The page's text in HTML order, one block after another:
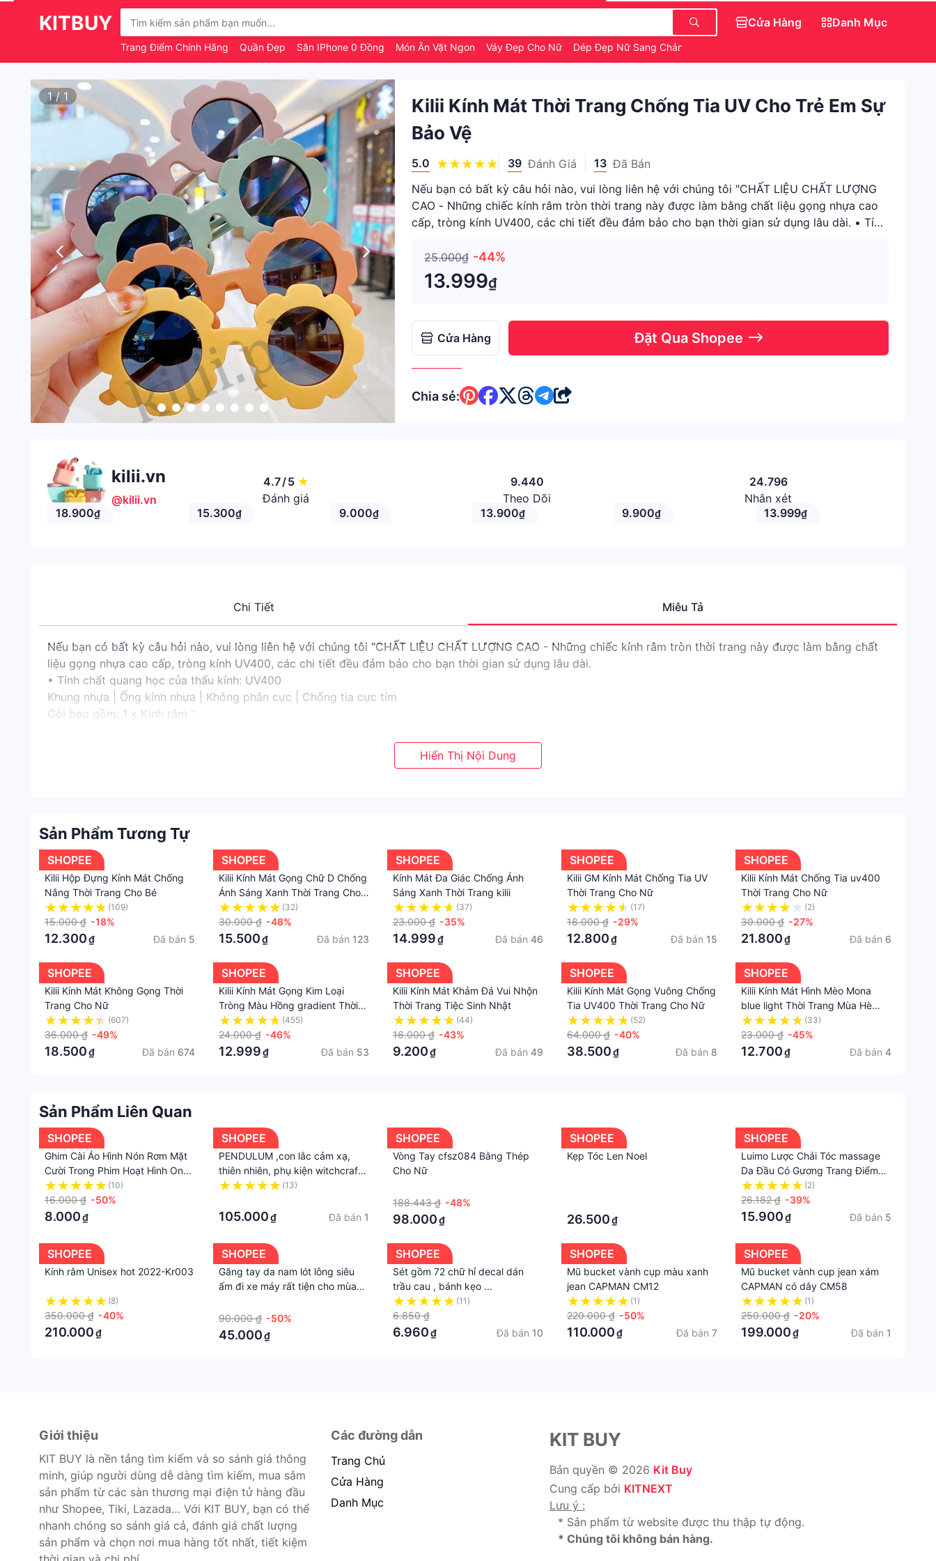
KITBUY
Trang Điểm Chính Hãng Quần Đẹp Săn IPhone 0 Đồng Món Ăn Vặt Ngon Váy Đẹp Cho Nữ Dép Đẹp Nữ Sang Chảnh
Cửa Hàng Danh Mục
1 / 1
Kilii Kính Mát Thời Trang Chống Tia UV Cho Trẻ Em Sự
Bảo Vệ
5.0 39 Đánh Giá 13 Đã Bán
Nếu bạn có bất kỳ câu hỏi nào, vui lòng liên hệ với chúng tôi "CHẤT LIỆU CHẤT LƯỢNG
CAO - Những chiếc kính râm tròn thời trang này được làm bằng chất liệu gọng nhựa cao
cấp, tròng kính UV400, các chi tiết đều đảm bảo cho bạn thời gian sử dụng lâu dài. • Tính
25.000₫ -44%
13.999₫
Cửa Hàng Đặt Qua Shopee
Chia sẻ:
kilii.vn
@kilii.vn
4.7/5 ★
Đánh giá
9.440
Theo Dõi
24.796
Nhận xét
18.900₫ 15.300₫ 9.000₫ 13.900₫ 9.900₫ 13.999₫
Chi Tiết Miêu Tả
Nếu bạn có bất kỳ câu hỏi nào, vui lòng liên hệ với chúng tôi "CHẤT LIỆU CHẤT LƯỢNG CAO - Những chiếc kính râm tròn thời trang này được làm bằng chất
liệu gọng nhựa cao cấp, tròng kính UV400, các chi tiết đều đảm bảo cho bạn thời gian sử dụng lâu dài.
• Tính chất quang học của thấu kính: UV400
Khung nhựa | Ống kính nhựa | Không phân cực | Chống tia cực tím
Gói bao gồm: 1 x Kính râm "
Sản Phẩm Tương Tự
SHOPEE
Kilii Hộp Đựng Kính Mát Chống
Nắng Thời Trang Cho Bé
(109)
15.000 ₫ -18%
12.300₫ Đã bán 5
SHOPEE
Kilii Kính Mát Gọng Chữ D Chống
Ánh Sáng Xanh Thời Trang Cho
Nữ
(32)
30.000 ₫ -48%
15.500₫ Đã bán 123
SHOPEE
Kính Mát Đa Giác Chống Ánh
Sáng Xanh Thời Trang kilii
(37)
23.000 ₫ -35%
14.999₫ Đã bán 46
SHOPEE
Kilii GM Kính Mát Chống Tia UV
Thời Trang Cho Nữ
(17)
18.000 ₫ -29%
12.800₫ Đã bán 15
SHOPEE
Kilii Kính Mát Chống Tia uv400
Thời Trang Cho Nữ
(2)
30.000 ₫ -27%
21.800₫ Đã bán 6
SHOPEE
Kilii Kính Mát Không Gọng Thời
Trang Cho Nữ
(607)
36.000 ₫ -49%
18.500₫ Đã bán 674
SHOPEE
Kilii Kính Mát Gọng Kim Loại
Tròng Màu Hồng gradient Thời
Trang Cho Nữ (455)
24.000 ₫ -46%
12.999₫ Đã bán 53
SHOPEE
Kilii Kính Mát Khảm Đá Vui Nhộn
Thời Trang Tiệc Sinh Nhật
(44)
16.000 ₫ -43%
9.200₫ Đã bán 49
SHOPEE
Kilii Kính Mát Gọng Vuông Chống
Tia UV400 Thời Trang Cho Nữ
(52)
64.000 ₫ -40%
38.500₫ Đã bán 8
SHOPEE
Kilii Kính Mát Hình Mèo Mona
blue light Thời Trang Mùa Hè
Cho Nữ
(33)
23.000 ₫ -45%
12.700₫ Đã bán 4
Sản Phẩm Liên Quan
SHOPEE
Ghim Cài Áo Hình Nón Rơm Mặt
Cười Trong Phim Hoạt Hình One
Piece Nhật Bản Dễ Thương
(10)
16.000 ₫ -50%
8.000₫
SHOPEE
PENDULUM ,con lắc cảm xạ,
thiên nhiên, phụ kiện witchcraft,
năng lượng
(13)
105.000₫ Đã bán 1
SHOPEE
Vòng Tay cfsz084 Bằng Thép
Cho Nữ
188.443 ₫ -48%
98.000₫
SHOPEE
Kẹp Tóc Len Noel
26.500₫
SHOPEE
Luimo Lược Chải Tóc massage
Da Đầu Có Gương Trang Điểm
Hình Tròn Nhỏ Gọn Bằng Nhựa
Có Thể Gấp Gọn Mang Đi Du
Lịch
(2)
26.182 ₫ -39%
15.900₫ Đã bán 5
SHOPEE
Kính râm Unisex hot 2022-Kr003
(8)
350.000 ₫ -40%
210.000₫
SHOPEE
Găng tay da nam lót lông siêu
ấm đi xe máy rất tiện cho mùa
90.000 ₫ -50%
45.000₫
SHOPEE
Sét gồm 72 chữ hỉ decal dán
trầu cau , bánh kẹo ...
(11)
6.850 ₫
6.960₫ Đã bán 10
SHOPEE
Mũ bucket vành cụp màu xanh
jean CAPMAN CM12
(1)
220.000 ₫ -50%
110.000₫ Đã bán 7
SHOPEE
Mũ bucket vành cụp jean xám
CAPMAN có dây CM58
(1)
250.000 ₫ -20%
199.000₫ Đã bán 1
Giới thiệu
KIT BUY là nền tảng tìm kiếm và so sánh giá thông
minh, giúp người dùng dễ dàng tìm kiếm, mua sắm
sản phẩm từ các sàn thương mại điện tử hàng đầu
như Shopee, Tiki, Lazada… Với KIT BUY, bạn có thể
nhanh chóng so sánh giá cả, đánh giá chất lượng
sản phẩm và chọn nơi mua hàng tốt nhất, tiết kiệm
Các đường dẫn
Trang Chủ
Cửa Hàng
Danh Mục
KIT BUY
Bản quyền © 2026 Kit Buy
Cung cấp bởi KITNEXT
Lưu ý :
* Sản phẩm từ website được thu thập tự động.
* Chúng tôi không bán hàng.